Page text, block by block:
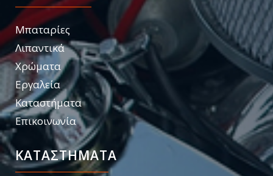
Μπαταρίες
Λιπαντικά
Χρώματα
Εργαλεία
Καταστήματα
Επικοινωνία
ΚΑΤΑΣΤΉΜΑΤΑ